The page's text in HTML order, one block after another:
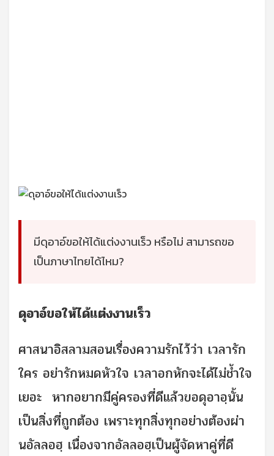
มีดุอาอ์ขอให้ได้แต่งงานเร็ว หรือไม่ สามารถขอ
เป็นภาษาไทยได้ไหม?
ดุอาอ์ขอให้ได้แต่งงานเร็ว
ศาสนาอิสลามสอนเรื่องความรักไว้ว่า เวลารัก
ใคร อย่ารักหมดหัวใจ เวลาอกหักจะได้ไม่ช้ำใจ
เยอะ หากอยากมีคู่ครองที่ดีแล้วขอดุอาอฺนั้น
เป็นสิ่งที่ถูกต้อง เพราะทุกสิ่งทุกอย่างต้องผ่า
นอัลลอฮฺ เนื่องจากอัลลอฮฺเป็นผู้จัดหาคู่ที่ดี